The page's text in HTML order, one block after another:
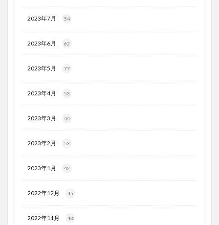
2023年7月 54
2023年6月 62
2023年5月 77
2023年4月 53
2023年3月 44
2023年2月 53
2023年1月 42
2022年12月 45
2022年11月 43